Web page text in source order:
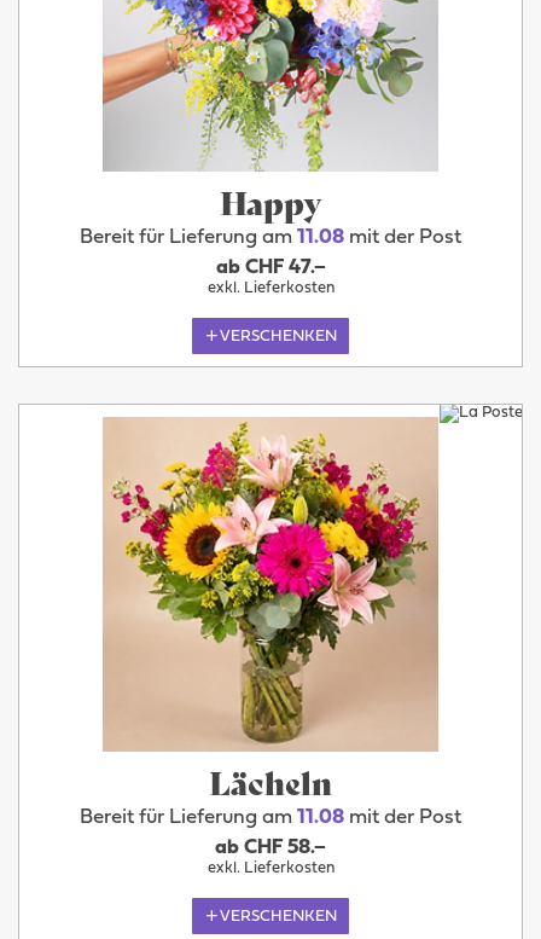
Happy
Bereit für Lieferung am 11.08 mit der Post
ab CHF 47.–
exkl. Lieferkosten
VERSCHENKEN
Lächeln
Bereit für Lieferung am 11.08 mit der Post
ab CHF 58.–
exkl. Lieferkosten
VERSCHENKEN